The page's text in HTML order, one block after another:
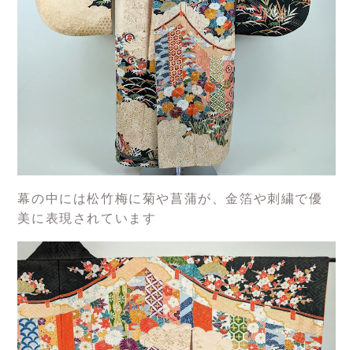
幕の中には松竹梅に菊や菖蒲が、金箔や刺繍で優
美に表現されています